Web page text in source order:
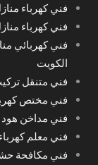
فني كهرباء منازل
فني كهرباء
فني كهربائي
الكويت
فني متنقل
فني مختص
فني مداخن
فني معلم
فني مكافحة